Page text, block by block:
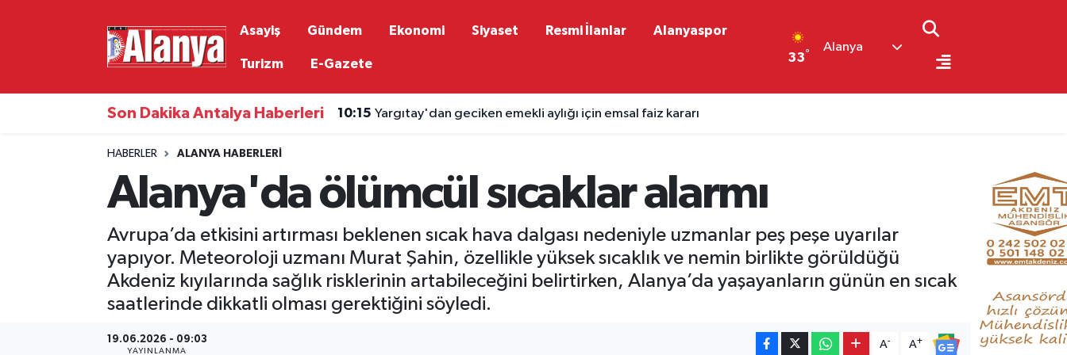
Asayiş Gündem Ekonomi Siyaset Resmi İlanlar Alanyaspor
Turizm E-Gazete 33°
Alanya
Son Dakika Antalya Haberleri 10:15 Yargıtay'dan geciken emekli aylığı için emsal faiz kararı
HABERLER ALANYA HABERLERI
Alanya'da ölümcül sıcaklar alarmı
Avrupa’da etkisini artırması beklenen sıcak hava dalgası nedeniyle uzmanlar peş peşe uyarılar
yapıyor. Meteoroloji uzmanı Murat Şahin, özellikle yüksek sıcaklık ve nemin birlikte görüldüğü
Akdeniz kıyılarında sağlık risklerinin artabileceğini belirtirken, Alanya’da yaşayanların günün en sıcak
saatlerinde dikkatli olması gerektiğini söyledi.
19.06.2026 - 09:03
YAYINLANMA
A- A+
Alanyaspor
Antalya Nöbetçi Eczaneler
Antalya Trafik Yoğunluk Haritası
Tüm Manşetler
Son Dakika Haberleri
Haber Arşivi